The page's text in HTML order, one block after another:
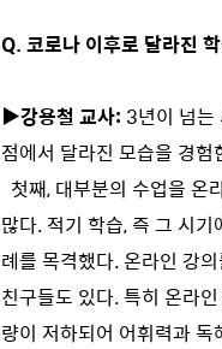
Q. 코로나 이후로 달라진
▶강용철 교사: 3년이 넘
점에서 달라진 모습을 경험
첫째, 대부분의 수업을
많다. 적기 학습, 즉 그 시
례를 목격했다. 온라인 강
친구들도 있다. 특히 온라
량이 저하되어 어휘력과